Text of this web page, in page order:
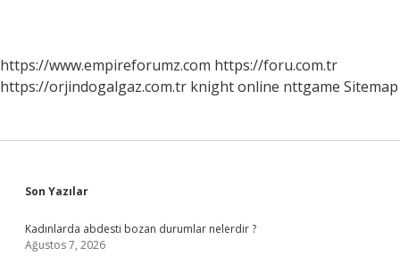
https://www.empireforumz.com https://foru.com.tr
https://orjindogalgaz.com.tr knight online nttgame Sitemap
Sidebar
Son Yazılar
Kadınlarda abdesti bozan durumlar nelerdir ?
Ağustos 7, 2026